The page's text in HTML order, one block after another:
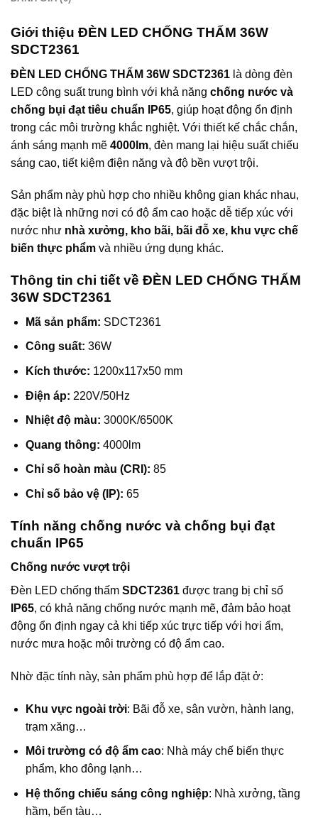
Giới thiệu ĐÈN LED CHỐNG THẤM 36W
SDCT2361
ĐÈN LED CHỐNG THẤM 36W SDCT2361 là dòng đèn
LED công suất trung bình với khả năng chống nước và
chống bụi đạt tiêu chuẩn IP65, giúp hoạt động ổn định
trong các môi trường khắc nghiệt. Với thiết kế chắc chắn,
ánh sáng mạnh mẽ 4000lm, đèn mang lại hiệu suất chiếu
sáng cao, tiết kiệm điện năng và độ bền vượt trội.
Sản phẩm này phù hợp cho nhiều không gian khác nhau,
đặc biệt là những nơi có độ ẩm cao hoặc dễ tiếp xúc với
nước như nhà xưởng, kho bãi, bãi đỗ xe, khu vực chế
biến thực phẩm và nhiều ứng dụng khác.
Thông tin chi tiết về ĐÈN LED CHỐNG THẤM
36W SDCT2361
Mã sản phẩm: SDCT2361
Công suất: 36W
Kích thước: 1200x117x50 mm
Điện áp: 220V/50Hz
Nhiệt độ màu: 3000K/6500K
Quang thông: 4000lm
Chỉ số hoàn màu (CRI): 85
Chỉ số bảo vệ (IP): 65
Tính năng chống nước và chống bụi đạt
chuẩn IP65
Chống nước vượt trội
Đèn LED chống thấm SDCT2361 được trang bị chỉ số
IP65, có khả năng chống nước mạnh mẽ, đảm bảo hoạt
động ổn định ngay cả khi tiếp xúc trực tiếp với hơi ẩm,
nước mưa hoặc môi trường có độ ẩm cao.
Nhờ đặc tính này, sản phẩm phù hợp để lắp đặt ở:
Khu vực ngoài trời: Bãi đỗ xe, sân vườn, hành lang,
trạm xăng…
Môi trường có độ ẩm cao: Nhà máy chế biến thực
phẩm, kho đông lạnh…
Hệ thống chiếu sáng công nghiệp: Nhà xưởng, tầng
hầm, bến tàu…